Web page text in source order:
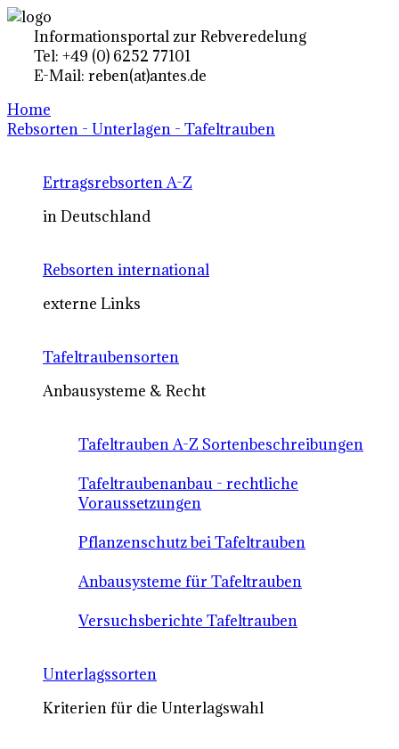
Informationsportal zur Rebveredelung
Tel: +49 (0) 6252 77101
E-Mail: reben(at)antes.de
Home
Rebsorten - Unterlagen - Tafeltrauben
Ertragsrebsorten A-Z
in Deutschland
Rebsorten international
externe Links
Tafeltraubensorten
Anbausysteme & Recht
Tafeltrauben A-Z Sortenbeschreibungen
Tafeltraubenanbau - rechtliche
Voraussetzungen
Pflanzenschutz bei Tafeltrauben
Anbausysteme für Tafeltrauben
Versuchsberichte Tafeltrauben
Unterlagssorten
Kriterien für die Unterlagswahl